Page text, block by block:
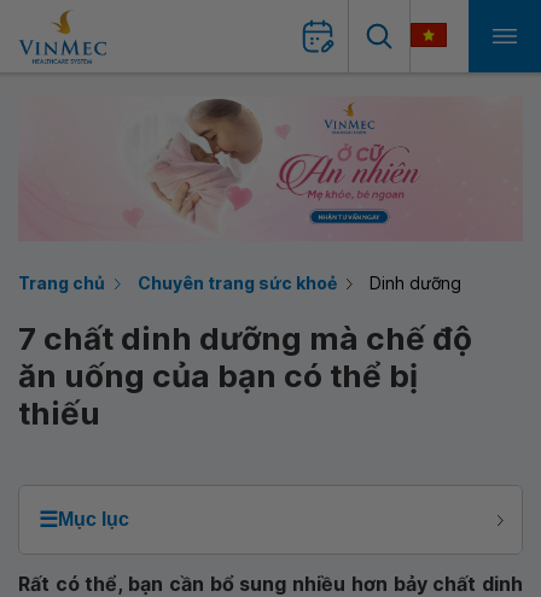
Trang chủ Chuyên trang sức khoẻ Dinh dưỡng
7 chất dinh dưỡng mà chế độ
ăn uống của bạn có thể bị
thiếu
☰Mục lục
Rất có thể, bạn cần bổ sung nhiều hơn bảy chất dinh